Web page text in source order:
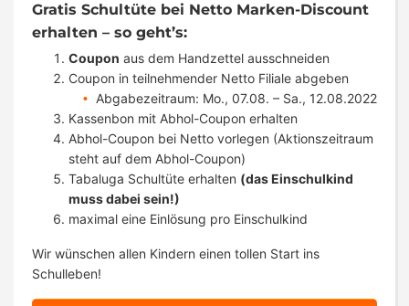
Gratis Schultüte bei Netto Marken-Discount
erhalten – so geht’s:
Coupon aus dem Handzettel ausschneiden
Coupon in teilnehmender Netto Filiale abgeben
Abgabezeitraum: Mo., 07.08. – Sa., 12.08.2022
Kassenbon mit Abhol-Coupon erhalten
Abhol-Coupon bei Netto vorlegen (Aktionszeitraum
steht auf dem Abhol-Coupon)
Tabaluga Schultüte erhalten (das Einschulkind
muss dabei sein!)
maximal eine Einlösung pro Einschulkind
Wir wünschen allen Kindern einen tollen Start ins
Schulleben!